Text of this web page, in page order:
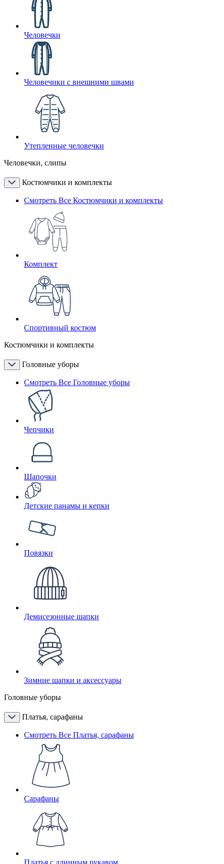
Человечки
Человечики с внешними швами
Утепленные человечки
Человечки, слипы
Костюмчики и комплекты
Смотреть Все Костюмчики и комплекты
Комплект
Спортивный костюм
Костюмчики и комплекты
Головные уборы
Смотреть Все Головные уборы
Чепчики
Шапочки
Детские панамы и кепки
Повязки
Демисезонные шапки
Зимние шапки и аксессуары
Головные уборы
Платья, сарафаны
Смотреть Все Платья, сарафаны
Сарафаны
Платья с длинным рукавом